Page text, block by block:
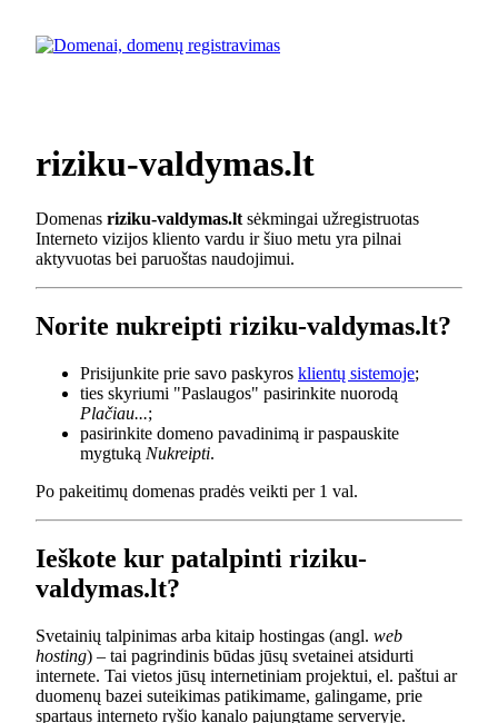
riziku-valdymas.lt
Domenas riziku-valdymas.lt sėkmingai užregistruotas
Interneto vizijos kliento vardu ir šiuo metu yra pilnai
aktyvuotas bei paruoštas naudojimui.
Norite nukreipti riziku-valdymas.lt?
Prisijunkite prie savo paskyros klientų sistemoje;
ties skyriumi "Paslaugos" pasirinkite nuorodą
Plačiau...;
pasirinkite domeno pavadinimą ir paspauskite
mygtuką Nukreipti.
Po pakeitimų domenas pradės veikti per 1 val.
Ieškote kur patalpinti riziku-
valdymas.lt?
Svetainių talpinimas arba kitaip hostingas (angl. web
hosting) – tai pagrindinis būdas jūsų svetainei atsidurti
internete. Tai vietos jūsų internetiniam projektui, el. paštui ar
duomenų bazei suteikimas patikimame, galingame, prie
spartaus interneto ryšio kanalo pajungtame serveryje.